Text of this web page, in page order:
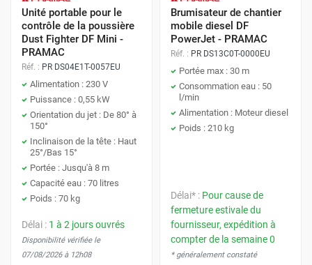
Unité portable pour le
contrôle de la poussière
Dust Fighter DF Mini -
PRAMAC
Réf. : PR DS04E1T-0057EU
Alimentation : 230 V
Puissance : 0,55 kW
Orientation du jet : De 80° à
150°
Inclinaison de la tête : Haut
25°/Bas 15°
Portée : Jusqu'à 8 m
Capacité eau : 70 litres
Poids : 70 kg
Délai : 1 à 2 jours ouvrés
Disponibilité vérifiée le
07/08/2026 à 12h08
Brumisateur de chantier
mobile diesel DF
PowerJet - PRAMAC
Réf. : PR DS13C0T-0000EU
Portée max : 30 m
Consommation eau : 50
l/min
Alimentation : Moteur diesel
Poids : 210 kg
Délai* : Pour cause de
fermeture estivale du
fournisseur, expédition à
compter de la semaine 0
* généralement constaté